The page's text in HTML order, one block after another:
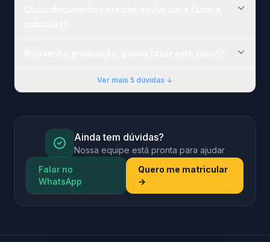
Ver mais 5 dúvidas ↓
Ainda tem dúvidas?
Nossa equipe está pronta para ajudar
Falar no
WhatsApp
Quero me matricular
→